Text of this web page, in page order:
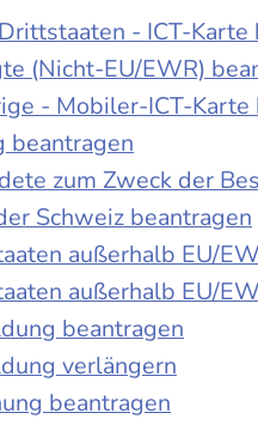
- ICT-Karte
(Nicht-EU/EWR)
- Mobiler-ICT-Karte
beantragen
zum Zweck der
Schweiz beantragen
außerhalb EU/
außerhalb EU/
beantragen
verlängern
beantragen